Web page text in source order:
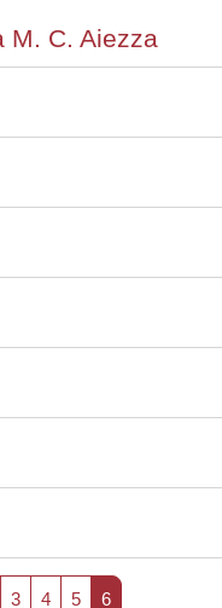
M. C. Aiezza
1 2
3Pagina 3
4Pagina 4
5Pagina 5
6Pagina 6